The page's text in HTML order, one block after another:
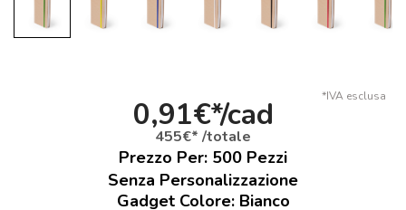
*IVA esclusa
0,91€*/cad
455€* /totale
Prezzo Per: 500 Pezzi
Senza Personalizzazione
Gadget Colore: Bianco